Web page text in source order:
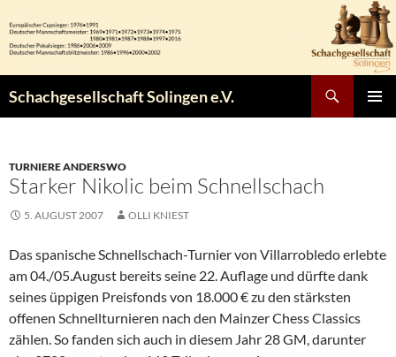
Inhalt
springen
Schachgesellschaft Solingen e.V.
TURNIERE ANDERSWO
Starker Nikolic beim Schnellschach
5. AUGUST 2007 OLLI KNIEST
Das spanische Schnellschach-Turnier von Villarrobledo erlebte
am 04./05.August bereits seine 22. Auflage und dürfte dank
seines üppigen Preisfonds von 18.000 € zu den stärksten
offenen Schnellturnieren nach den Mainzer Chess Classics
zählen. So fanden sich auch in diesem Jahr 28 GM, darunter